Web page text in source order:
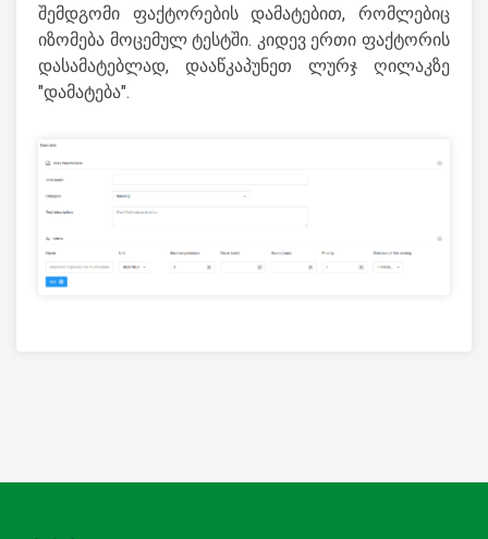
შემდგომი ფაქტორების დამატებით, რომლებიც
იზომება მოცემულ ტესტში. კიდევ ერთი ფაქტორის
დასამატებლად, დააწკაპუნეთ ლურჯ ღილაკზე
"დამატება".